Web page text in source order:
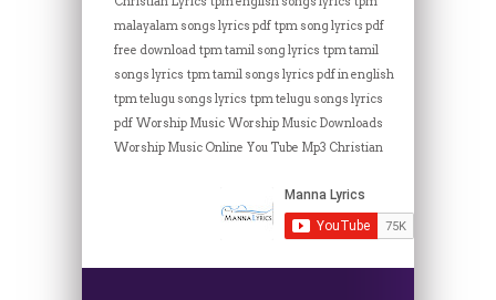
malayalam songs lyrics pdf tpm song lyrics pdf
free download tpm tamil song lyrics tpm tamil
songs lyrics tpm tamil songs lyrics pdf in english
tpm telugu songs lyrics tpm telugu songs lyrics
pdf Worship Music Worship Music Downloads
Worship Music Online You Tube Mp3 Christian